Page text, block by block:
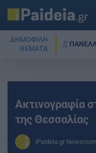
ΔΗΜΟΦΙΛΗ
ΘΕΜΑΤΑ
Ακτινογραφία
της Θεσσαλίας
iPaideia.gr